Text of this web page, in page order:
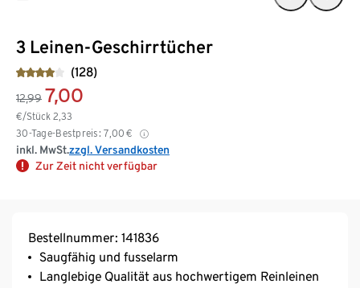
3 Leinen-Geschirrtücher
(128)
12,99 7,00
€/Stück 2,33
30-Tage-Bestpreis: 7,00 €
inkl. MwSt.zzgl. Versandkosten
Zur Zeit nicht verfügbar
Bestellnummer: 141836
Saugfähig und fusselarm
Langlebige Qualität aus hochwertigem Reinleinen